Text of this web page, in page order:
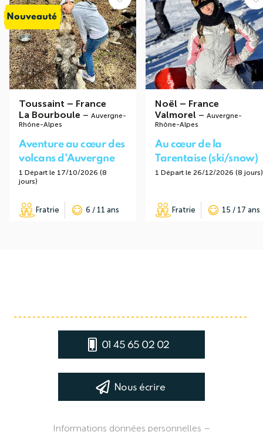
Nouveauté
Toussaint – France
La Bourboule – Auvergne-
Rhône-Alpes
Aventure au cœur des
volcans d’Auvergne
1 Départ le 17/10/2026 (8
jours)
Fratrie 6 / 11 ans
Noël – France
Valmorel – Auvergne-
Rhône-Alpes
Au cœur de la
Tarentaise (ski/snow)
1 Départ le 26/12/2026 (8 jours)
Fratrie 15 / 17 ans
01 45 65 02 02
Nous écrire
Informations données personnelles –